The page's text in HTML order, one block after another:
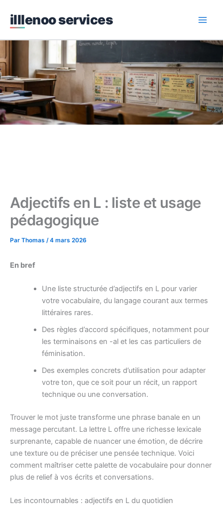
contenu
iIllenoo services
Adjectifs en L : liste et usage
pédagogique
Par Thomas /4 mars 2026
En bref
Une liste structurée d’adjectifs en L pour varier
votre vocabulaire, du langage courant aux termes
littéraires rares.
Des règles d’accord spécifiques, notamment pour
les terminaisons en -al et les cas particuliers de
féminisation.
Des exemples concrets d’utilisation pour adapter
votre ton, que ce soit pour un récit, un rapport
technique ou une conversation.
Trouver le mot juste transforme une phrase banale en un
message percutant. La lettre L offre une richesse lexicale
surprenante, capable de nuancer une émotion, de décrire
une texture ou de préciser une pensée technique. Voici
comment maîtriser cette palette de vocabulaire pour donner
plus de relief à vos écrits et conversations.
Les incontournables : adjectifs en L du quotidien